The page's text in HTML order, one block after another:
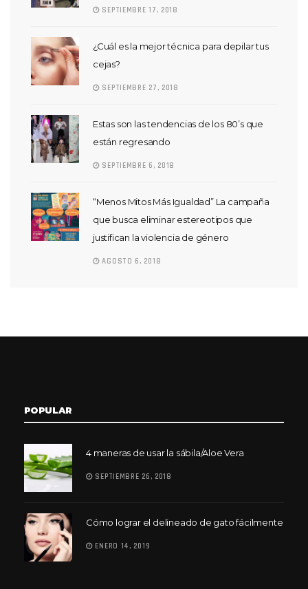
SEPTIEMBRE 17, 2018
¿Cuál es la mejor técnica para depilar tus
cejas?
SEPTIEMBRE 27, 2018
Estas son las tendencias de los 80’s que
están regresando
SEPTIEMBRE 6, 2018
“Menos Mitos Más Igualdad” La campaña
que busca eliminar estereotipos que
justifican la violencia de género
AGOSTO 6, 2018
POPULAR
4 maneras de usar la sábila/Aloe Vera
SEPTIEMBRE 26, 2018
Cómo lograr el delineado de gato fácilmente
ENERO 14, 2019